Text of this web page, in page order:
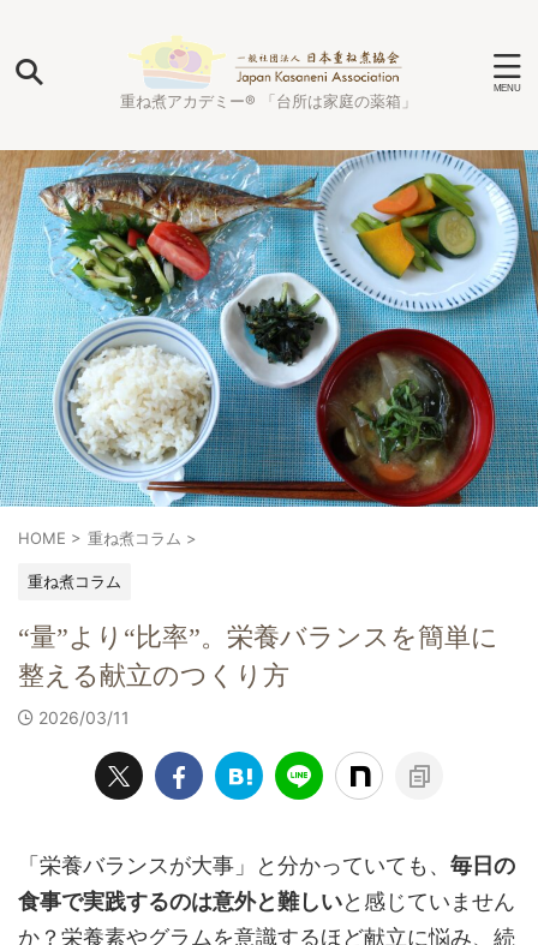
重ね煮アカデミー® 「台所は家庭の薬箱」
HOME > 重ね煮コラム >
重ね煮コラム
“量”より“比率”。栄養バランスを簡単に
整える献立のつくり方
2026/03/11
「栄養バランスが大事」と分かっていても、 毎日の
食事で実践するのは意外と難しいと感じていません
か？栄養素やグラムを意識するほど献立に悩み、続